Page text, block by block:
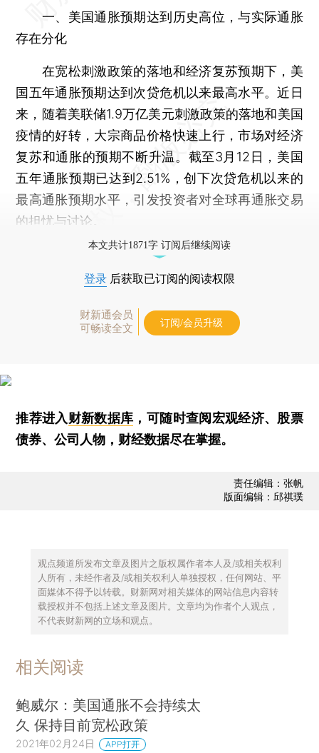
一、美国通胀预期达到历史高位，与实际通胀
存在分化
在宽松刺激政策的落地和经济复苏预期下，美
国五年通胀预期达到次贷危机以来最高水平。近日
来，随着美联储1.9万亿美元刺激政策的落地和美国
疫情的好转，大宗商品价格快速上行，市场对经济
复苏和通胀的预期不断升温。截至3月12日，美国
五年通胀预期已达到2.51%，创下次贷危机以来的
最高通胀预期水平，引发投资者对全球再通胀交易
的担忧与讨论。
本文共计1871字 订阅后继续阅读
登录 后获取已订阅的阅读权限
财新通会员
可畅读全文
订阅/会员升级
推荐进入财新数据库 ，可随时查阅宏观经济、股票
债券、公司人物，财经数据尽在掌握。
责任编辑：张帆
版面编辑：邱祺璞
观点频道所发布文章及图片之版权属作者本人及/或相关权利
人所有，未经作者及/或相关权利人单独授权，任何网站、平
面媒体不得予以转载。财新网对相关媒体的网站信息内容转
载授权并不包括上述文章及图片。文章均为作者个人观点，
不代表财新网的立场和观点。
相关阅读
鲍威尔：美国通胀不会持续太
久 保持目前宽松政策
2021年02月24日 APP打开